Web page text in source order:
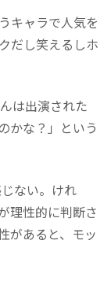
キャラで人気を
だし笑えるしホ
は出演された
かな？」という
ない。けれ
理性的に判断さ
があると、モッ